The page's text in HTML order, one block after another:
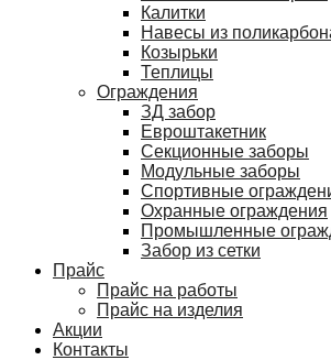
Калитки
Навесы из
Козырьки
Теплицы
Ограждения
ЗД забор
Евроштакетник
Секционные заборы
Модульные заборы
Спортивные
Охранные ограждения
Промышленные
Забор из сетки
Прайс
Прайс на работы
Прайс на изделия
Акции
Контакты